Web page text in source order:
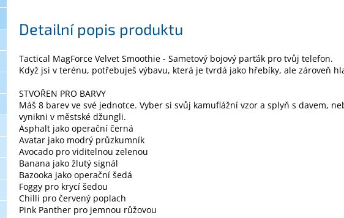
Detailní popis produktu
Tactical MagForce Velvet Smoothie - Sametový bojový parťák pro tvůj telefon.
Když jsi v terénu, potřebuješ výbavu, která je tvrdá jako hřebíky, ale zároveň
STVOŘEN PRO BARVY
Máš 8 barev ve své jednotce. Vyber si svůj kamuflážní vzor a splyň s davem,
vynikni v městské džungli.
Asphalt jako operační černá
Avatar jako modrý průzkumník
Avocado pro viditelnou zelenou
Banana jako žlutý signál
Bazooka jako operační šedá
Foggy pro krycí šedou
Chilli pro červený poplach
Pink Panther pro jemnou růžovou